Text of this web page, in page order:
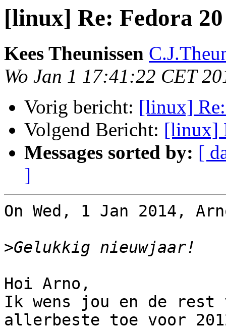
[linux] Re: Fedora
Kees Theunissen
Wo Jan 1 17:41:22 CET
Vorig bericht: [linux]
Volgend Bericht: [linux]
Messages sorted by: [
]
On Wed, 1 Jan 2014,
>
Hoi Arno,
Ik wens jou en de rest
allerbeste toe voor